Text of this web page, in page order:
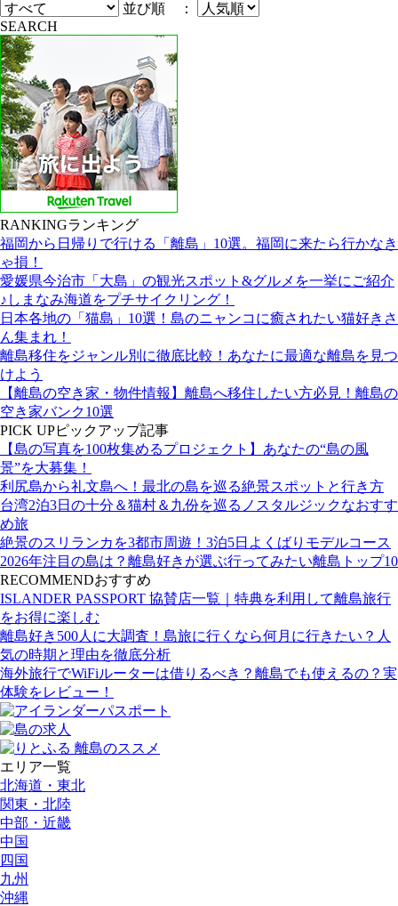
並び順 ：
SEARCH
RANKINGランキング
福岡から日帰りで行ける「離島」10選。福岡に来たら行かなき
ゃ損！
愛媛県今治市「大島」の観光スポット&グルメを一挙にご紹介
♪しまなみ海道をプチサイクリング！
日本各地の「猫島」10選！島のニャンコに癒されたい猫好きさ
ん集まれ！
離島移住をジャンル別に徹底比較！あなたに最適な離島を見つ
けよう
【離島の空き家・物件情報】離島へ移住したい方必見！離島の
空き家バンク10選
PICK UPピックアップ記事
【島の写真を100枚集めるプロジェクト】あなたの“島の風
景”を大募集！
利尻島から礼文島へ！最北の島を巡る絶景スポットと行き方
台湾2泊3日の十分＆猫村＆九份を巡るノスタルジックなおすす
め旅
絶景のスリランカを3都市周遊！3泊5日よくばりモデルコース
2026年注目の島は？離島好きが選ぶ行ってみたい離島トップ10
RECOMMENDおすすめ
ISLANDER PASSPORT 協賛店一覧｜特典を利用して離島旅行
をお得に楽しむ
離島好き500人に大調査！島旅に行くなら何月に行きたい？人
気の時期と理由を徹底分析
海外旅行でWiFiルーターは借りるべき？離島でも使えるの？実
体験をレビュー！
エリア一覧
北海道・東北
関東・北陸
中部・近畿
中国
四国
九州
沖縄